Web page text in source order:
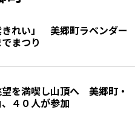
きれい」 美郷町ラベンダー
まつり
を満喫し山頂へ 美郷町・
４０人が参加